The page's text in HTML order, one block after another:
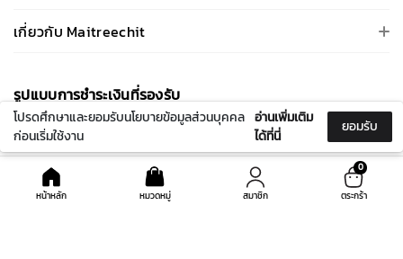
หน้าหลัก หมวดหมู่ สมาชิก
0
ตระกร้า
โปรดศึกษาและยอมรับนโยบายข้อมูลส่วนบุคคล
ก่อนเริ่มใช้งาน
อ่านเพิ่มเติม
ได้ที่นี่
ยอมรับ
เกี่ยวกับ Maitreechit
รูปแบบการชําระเงินที่รองรับ